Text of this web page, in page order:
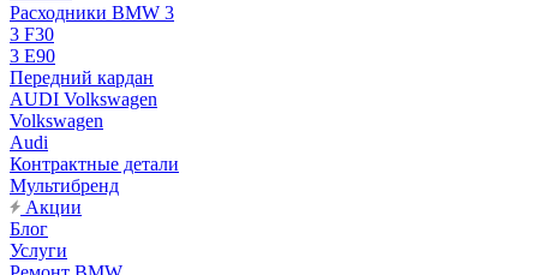
Расходники BMW 3
3 F30
3 E90
Передний кардан
AUDI Volkswagen
Volkswagen
Audi
Контрактные детали
Мультибренд
Акции
Блог
Услуги